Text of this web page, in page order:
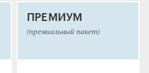
ПРЕМИУМ
(премиальный пакет)